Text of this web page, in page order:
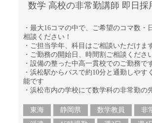
数学 高校の非常勤講師 即日採
・最大16コマの中で、ご希望のコマ数・
相談ください！
・ご担当学年、科目はご相談いただけま
・ご勤務の開始日、時間割ご相談くださ
・設備の整った中高一貫校でのご勤務で
・浜松駅からバスで約10分と通勤しやす
能です
・浜松市内の学校にて数学科の非常勤の
東海 静岡県 数学教員
非